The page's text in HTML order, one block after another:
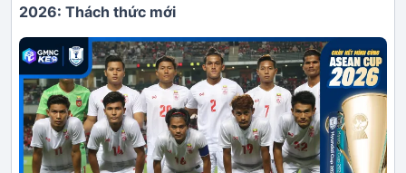
2026: Thách thức mới